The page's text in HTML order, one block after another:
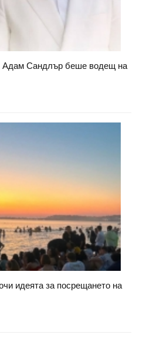
Сандлър беше водещ на
идеята за посрещането на